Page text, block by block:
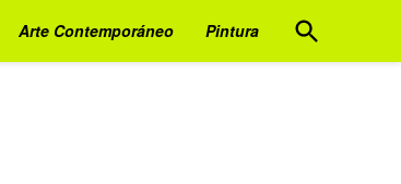
Arte Contemporáneo Pintura
Open
Search